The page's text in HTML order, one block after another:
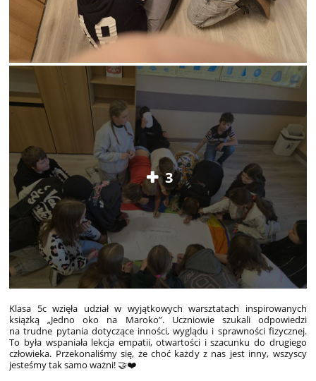
3
Klasa 5c wzięła udział w wyjątkowych warsztatach inspirowanych
książką „Jedno oko na Maroko”. Uczniowie szukali odpowiedzi
na trudne pytania dotyczące inności, wyglądu i sprawności fizycznej.
To była wspaniała lekcja empatii, otwartości i szacunku do drugiego
człowieka. Przekonaliśmy się, że choć każdy z nas jest inny, wszyscy
jesteśmy tak samo ważni! 🤝❤️